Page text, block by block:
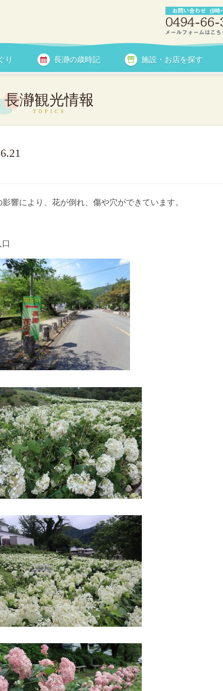
り 長瀞の歳時記 施設・お店を探す
長瀞観光情報
響により、花が倒れ、傷や穴ができています。